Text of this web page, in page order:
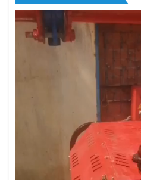
Trình
chơi